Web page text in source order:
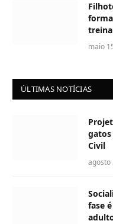
maio
ÚLTIMAS NOTÍCIAS
gatos
Civil
agosto
fase